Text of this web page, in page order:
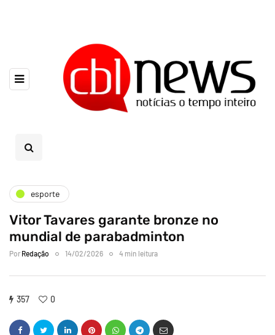
esporte
Vitor Tavares garante bronze no
mundial de parabadminton
Por Redação 14/02/2026 4 min leitura
357 0